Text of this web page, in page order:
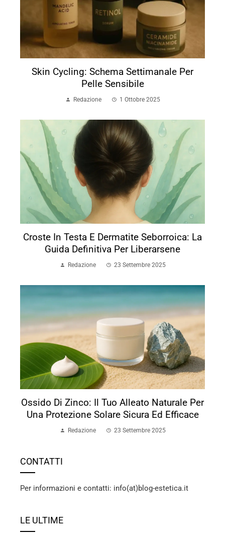
Skin Cycling: Schema Settimanale Per
Pelle Sensibile
Redazione 1 Ottobre 2025
Croste In Testa E Dermatite Seborroica: La
Guida Definitiva Per Liberarsene
Redazione 23 Settembre 2025
Ossido Di Zinco: Il Tuo Alleato Naturale Per
Una Protezione Solare Sicura Ed Efficace
Redazione 23 Settembre 2025
CONTATTI
Per informazioni e contatti: info(at)blog-estetica.it
LE ULTIME